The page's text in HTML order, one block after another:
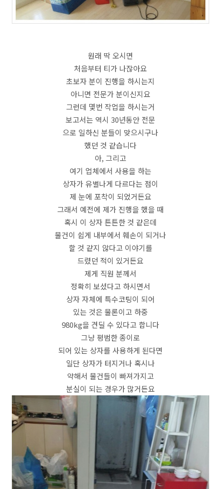
원래 딱 오시면
처음부터 티가 나잖아요
초보자 분이 진행을 하시는지
아니면 전문가 분이신지요
그런데 몇번 작업을 하시는거
보고서는 역시 30년동안 전문
으로 일하신 분들이 맞으시구나
했던 것 같습니다
아, 그리고
여기 업체에서 사용을 하는
상자가 유별나게 다르다는 점이
제 눈에 포착이 되었거든요
그래서 예전에 제가 진행을 했을 때
혹시 이 상자 튼튼한 것 같은데
물건이 쉽게 내부에서 훼손이 되거나
할 것 같지 않다고 이야기를
드렸던 적이 있거든요
제게 직원 분께서
정확히 보셨다고 하시면서
상자 자체에 특수코팅이 되어
있는 것은 물론이고 하중
980kg을 견딜 수 있다고 합니다
그냥 평범한 종이로
되어 있는 상자를 사용하게 된다면
일단 상자가 터지거나 혹시나
약해서 물건들이 빠져가지고
분실이 되는 경우가 많거든요